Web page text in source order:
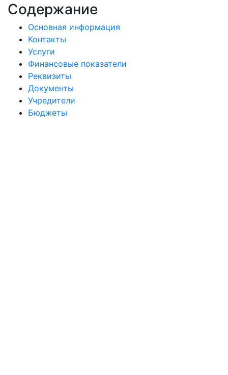
Содержание
Основная информация
Контакты
Услуги
Финансовые показатели
Реквизиты
Документы
Учредители
Бюджеты